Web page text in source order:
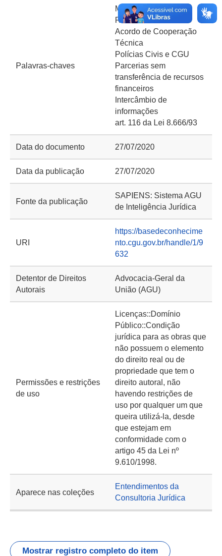
Palavras-chaves
Manifestação Jurídica
Referencial
Acordo de Cooperação
Técnica
Polícias Civis e CGU
Parcerias sem
transferência de recursos
financeiros
Intercâmbio de
informações
art. 116 da Lei 8.666/93
Data do documento 27/07/2020
Data da publicação 27/07/2020
Fonte da publicação
SAPIENS: Sistema AGU
de Inteligência Jurídica
URI
https://basedeconhecime
nto.cgu.gov.br/handle/1/9
632
Detentor de Direitos
Autorais
Advocacia-Geral da
União (AGU)
Permissões e restrições
de uso
Licenças::Domínio
Público::Condição
jurídica para as obras que
não possuem o elemento
do direito real ou de
propriedade que tem o
direito autoral, não
havendo restrições de
uso por qualquer um que
queira utilizá-la, desde
que estejam em
conformidade com o
artigo 45 da Lei nº
9.610/1998.
Aparece nas coleções
Entendimentos da
Consultoria Jurídica
Mostrar registro completo do item